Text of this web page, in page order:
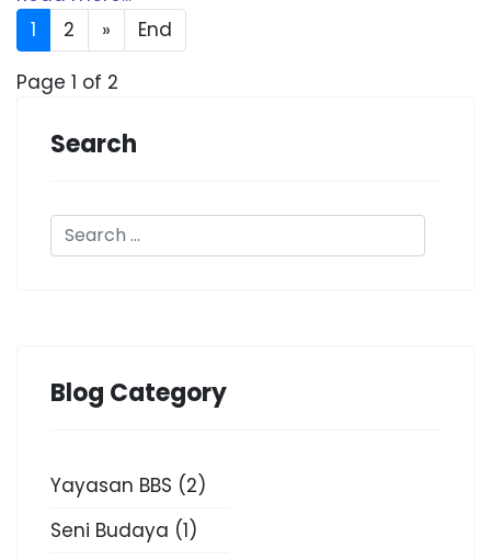
1
2 »
End
Page 1 of 2
Search
Blog Category
Yayasan BBS (2)
Seni Budaya (1)